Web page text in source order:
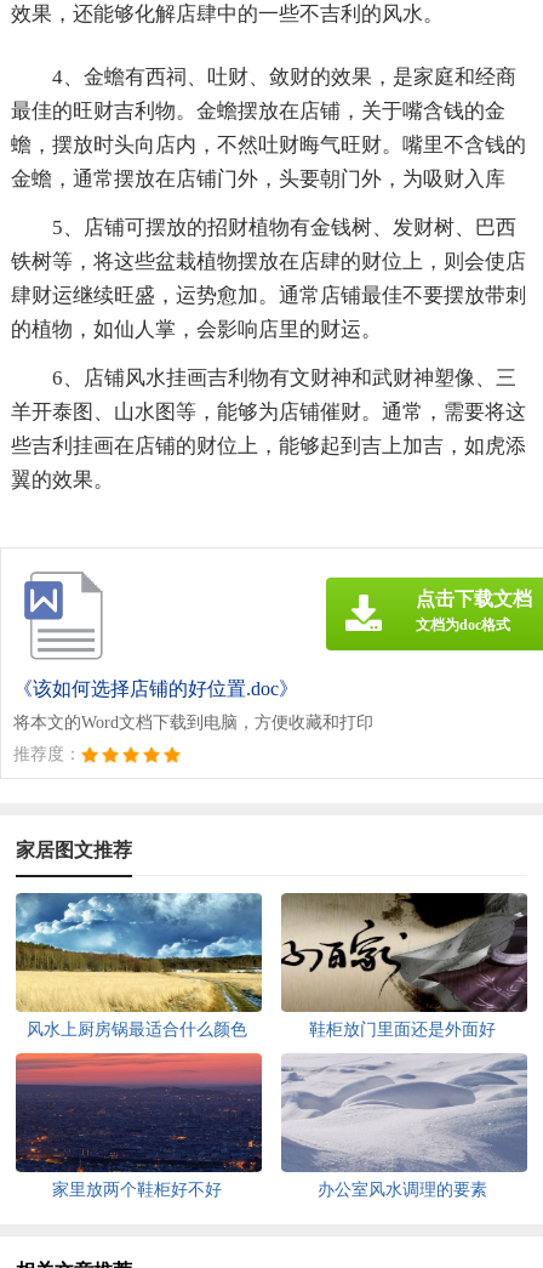
效果，还能够化解店肆中的一些不吉利的风水。
4、金蟾有西祠、吐财、敛财的效果，是家庭和经商
最佳的旺财吉利物。金蟾摆放在店铺，关于嘴含钱的金
蟾，摆放时头向店内，不然吐财晦气旺财。嘴里不含钱的
金蟾，通常摆放在店铺门外，头要朝门外，为吸财入库
5、店铺可摆放的招财植物有金钱树、发财树、巴西
铁树等，将这些盆栽植物摆放在店肆的财位上，则会使店
肆财运继续旺盛，运势愈加。通常店铺最佳不要摆放带刺
的植物，如仙人掌，会影响店里的财运。
6、店铺风水挂画吉利物有文财神和武财神塑像、三
羊开泰图、山水图等，能够为店铺催财。通常，需要将这
些吉利挂画在店铺的财位上，能够起到吉上加吉，如虎添
翼的效果。
《该如何选择店铺的好位置.doc》
将本文的Word文档下载到电脑，方便收藏和打印
推荐度：
点击下载文档
文档为doc格式
家居图文推荐
风水上厨房锅最适合什么颜色 鞋柜放门里面还是外面好
家里放两个鞋柜好不好 办公室风水调理的要素